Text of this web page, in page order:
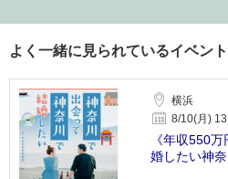
よく一緒に見られているイベント
横浜
8/10(月)
《年収550
婚したい神